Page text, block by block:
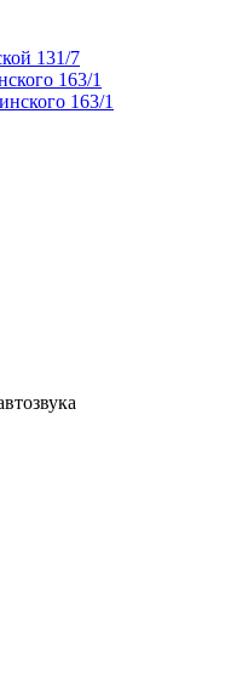
131/7
163/1
163/1